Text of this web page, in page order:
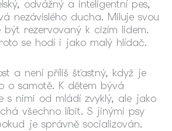
odvážný a inteligentní pes,
nezávislého ducha. Miluje svou
být rezervovaný k cizím lidem.
se hodí i jako malý hlídač.
a není příliš šťastný, když je
o samotě. K dětem bývá
s nimi od mládí zvyklý, ale jako
všechno líbit. S jinými psy
je správně socializován.